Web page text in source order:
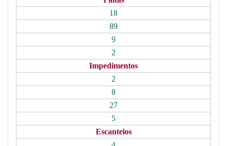
18
89
9
2
Impedimentos
2
8
27
5
Escanteios